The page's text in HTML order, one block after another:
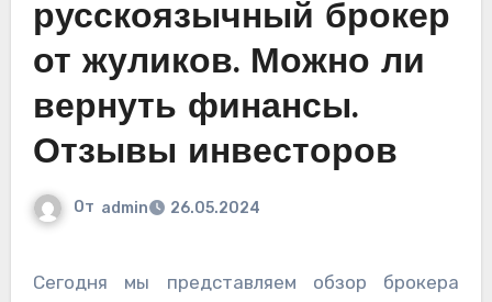
русскоязычный брокер
от жуликов. Можно ли
вернуть финансы.
Отзывы инвесторов
От admin 26.05.2024
Сегодня мы представляем обзор брокера